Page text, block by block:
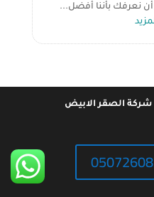
نعرفك بأننا أفضل...
الصقر الابيض